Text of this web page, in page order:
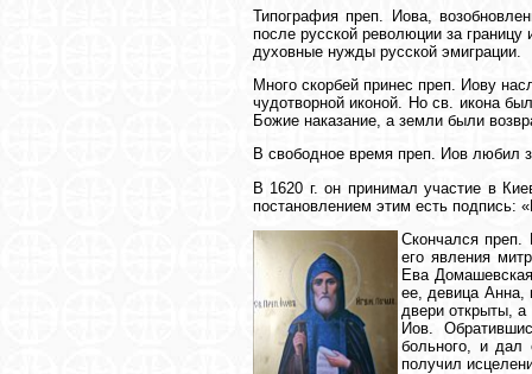
Типография преп. Иова,
после русской революции за
духовные нужды русской эмиграции.
Много скорбей принес преп. Иову
чудотворной иконой. Но св. икона
Божие наказание, а земли были
В свободное время преп. Иов любил
В 1620 г. он принимал участие в
постановлением этим есть подпись:
Скончался преп.
его явления
Ева
ее, девица Анна,
двери открыты,
Иов.
больного, и дал
получил